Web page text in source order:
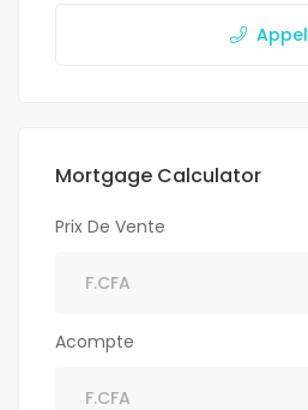
Appel
Mortgage Calculator
Prix De Vente
Acompte